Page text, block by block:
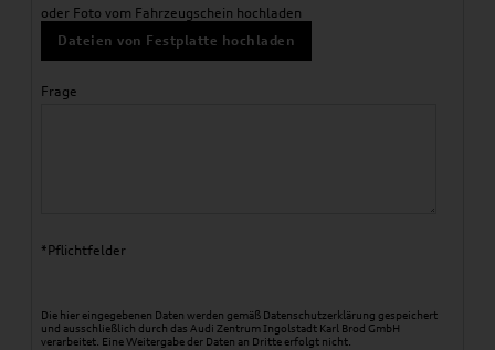
oder Foto vom Fahrzeugschein hochladen
Dateien von Festplatte hochladen
Frage
*Pflichtfelder
Die hier eingegebenen Daten werden gemäß Datenschutzerklärung gespeichert
und ausschließlich durch das Audi Zentrum Ingolstadt Karl Brod GmbH
verarbeitet. Eine Weitergabe der Daten an Dritte erfolgt nicht.